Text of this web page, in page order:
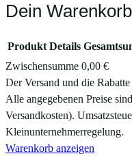
Dein Warenkorb
Produkte
im
Warenkorb
Produkt Details
Zwischensumme 0,00 €
Der Versand und die
Alle angegebenen Preise
Versandkosten).
Kleinunternehmerregelung.
Warenkorb anzeigen